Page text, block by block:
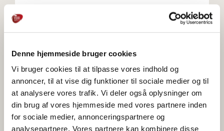
Denne hjemmeside bruger cookies
Vi bruger cookies til at tilpasse vores indhold og
annoncer, til at vise dig funktioner til sociale medier og til
at analysere vores trafik. Vi deler også oplysninger om
din brug af vores hjemmeside med vores partnere inden
for sociale medier, annonceringspartnere og
analysepartnere. Vores partnere kan kombinere disse
Gå til webshop
Gå til webshop